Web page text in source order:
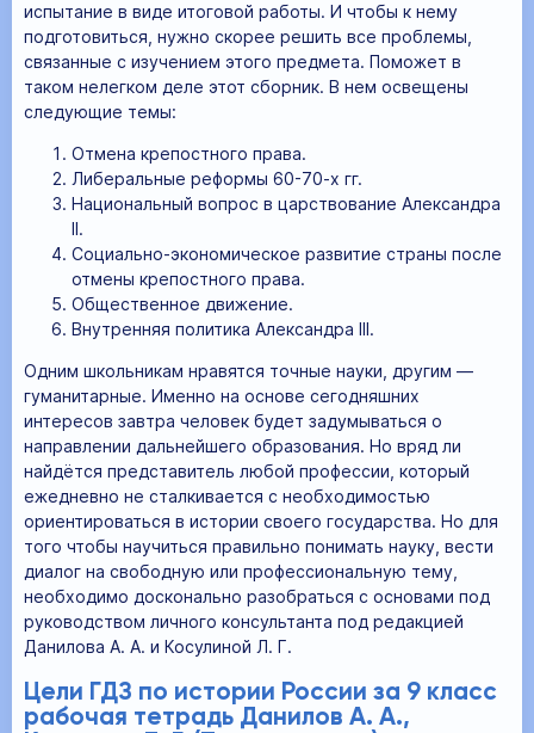
испытание в виде итоговой работы. И чтобы к нему
подготовиться, нужно скорее решить все проблемы,
связанные с изучением этого предмета. Поможет в
таком нелегком деле этот сборник. В нем освещены
следующие темы:
Отмена крепостного права.
Либеральные реформы 60-70-х гг.
Национальный вопрос в царствование Александра
II.
Социально-экономическое развитие страны после
отмены крепостного права.
Общественное движение.
Внутренняя политика Александра III.
Одним школьникам нравятся точные науки, другим —
гуманитарные. Именно на основе сегодняшних
интересов завтра человек будет задумываться о
направлении дальнейшего образования. Но вряд ли
найдётся представитель любой профессии, который
ежедневно не сталкивается с необходимостью
ориентироваться в истории своего государства. Но для
того чтобы научиться правильно понимать науку, вести
диалог на свободную или профессиональную тему,
необходимо досконально разобраться с основами под
руководством личного консультанта под редакцией
Данилова А. А. и Косулиной Л. Г.
Цели ГДЗ по истории России за 9 класс
рабочая тетрадь Данилов А. А.,